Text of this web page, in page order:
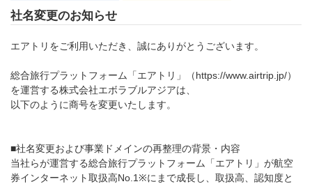
​社名変更のお知らせ
エアトリをご利用いただき、誠にありがとうございます。
総合旅行プラットフォーム「エアトリ」（https://www.airtrip.jp/）
を運営する株式会社エボラブルアジアは、
以下のように商号を変更いたします。
■社名変更および事業ドメインの再整理の背景・内容
当社らが運営する総合旅行プラットフォーム「エアトリ」が航空
券インターネット取扱高No.1※にまで成長し、取扱高、認知度と